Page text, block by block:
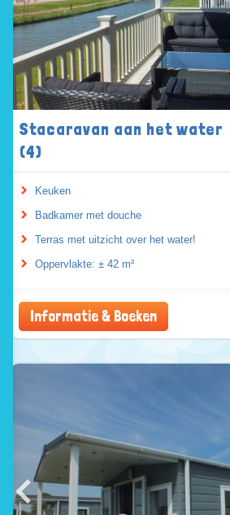
Stacaravan aan het water
(4)
Keuken
Badkamer met douche
Terras met uitzicht over het water!
Oppervlakte: ± 42 m²
Informatie & Boeken